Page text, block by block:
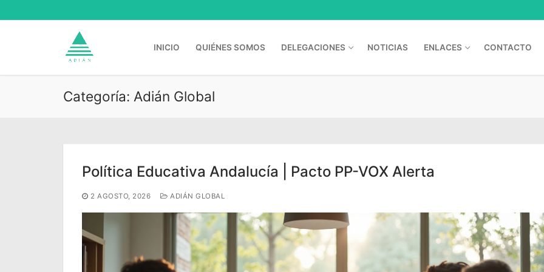
al
INICIO QUIÉNES SOMOS DELEGACIONES NOTICIAS ENLACES CONTACTO
Inicio
Categoría: Adián Global
Política Educativa Andalucía | Pacto PP-VOX Alerta
2 AGOSTO, 2026 ADIÁN GLOBAL